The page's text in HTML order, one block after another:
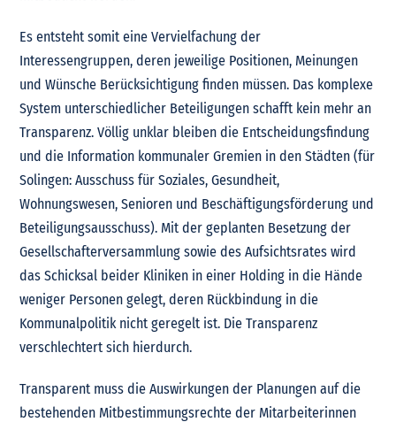
Es entsteht somit eine Vervielfachung der
Interessengruppen, deren jeweilige Positionen, Meinungen
und Wünsche Berücksichtigung finden müssen. Das komplexe
System unterschiedlicher Beteiligungen schafft kein mehr an
Transparenz. Völlig unklar bleiben die Entscheidungsfindung
und die Information kommunaler Gremien in den Städten (für
Solingen: Ausschuss für Soziales, Gesundheit,
Wohnungswesen, Senioren und Beschäftigungsförderung und
Beteiligungsausschuss). Mit der geplanten Besetzung der
Gesellschafterversammlung sowie des Aufsichtsrates wird
das Schicksal beider Kliniken in einer Holding in die Hände
weniger Personen gelegt, deren Rückbindung in die
Kommunalpolitik nicht geregelt ist. Die Transparenz
verschlechtert sich hierdurch.
Transparent muss die Auswirkungen der Planungen auf die
bestehenden Mitbestimmungsrechte der Mitarbeiterinnen